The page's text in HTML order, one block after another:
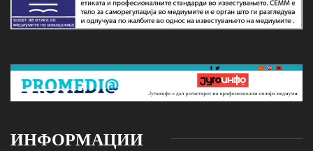
ИНФОРМАЦИИ